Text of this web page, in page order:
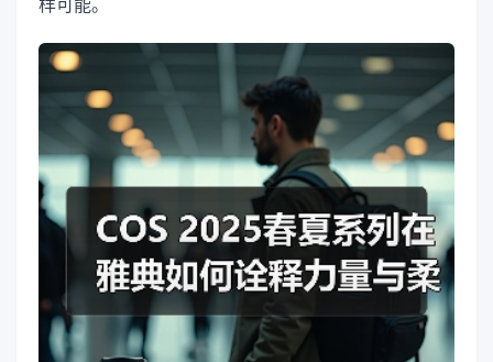
样可能。